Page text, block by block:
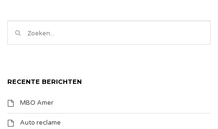
RECENTE BERICHTEN
MBO Amer
Auto reclame